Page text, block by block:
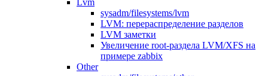
Lvm
sysadm/filesystems/lvm
LVM: перераспределение разделов
LVM заметки
Увеличение root-раздела LVM/XFS на
примере zabbix
Other